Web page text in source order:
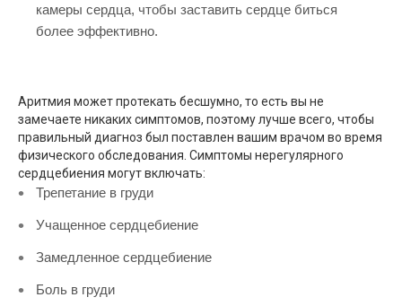
камеры сердца, чтобы заставить сердце биться
более эффективно.
Аритмия может протекать бесшумно, то есть вы не
замечаете никаких симптомов, поэтому лучше всего, чтобы
правильный диагноз был поставлен вашим врачом во время
физического обследования. Симптомы нерегулярного
сердцебиения могут включать:
Трепетание в груди
Учащенное сердцебиение
Замедленное сердцебиение
Боль в груди